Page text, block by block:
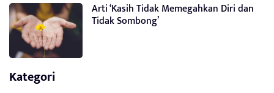
Arti ‘Kasih Tidak Memegahkan Diri dan
Tidak Sombong’
Kategori